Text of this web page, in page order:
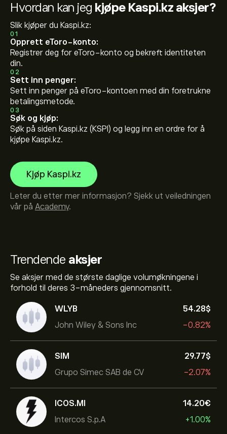
Trendende aksjer
Se aksjer med de største daglige volumøkningene i
forhold til deres 3-måneders gjennomsnitt.
WLYB
John Wiley & Sons Inc
54.28‎$‎
-0.82%
SIM
Grupo Simec SAB de CV
29.77‎$‎
-2.07%
ICOS.MI
Intercos S.p.A
14.20‎€‎
+1.00%
Hvordan kan jeg kjøpe Kaspi.kz aksjer?
Slik kjøper du Kaspi.kz:
01
Opprett eToro-konto:
Registrer deg for eToro-konto og bekreft identiteten
din.
02
Sett inn penger:
Sett inn penger på eToro-kontoen med din foretrukne
betalingsmetode.
03
Søk og kjøp:
Søk på siden Kaspi.kz (KSPI) og legg inn en ordre for å
kjøpe Kaspi.kz.
Kjøp Kaspi.kz
Leter du etter mer informasjon? Sjekk ut veiledningen
vår på Academy.